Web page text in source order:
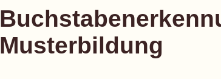
Musterbildung